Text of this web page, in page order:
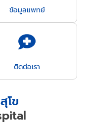
ข้อมูลแพทย์
ติดต่อเรา
โข